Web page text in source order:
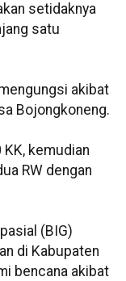
setidaknya
satu
akibat
Bojongkoneng.
kemudian
RW dengan
(BIG)
di Kabupaten
bencana akibat